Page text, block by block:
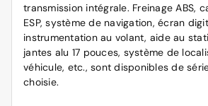
transmission intégrale. Freinage ABS,
ESP, système de navigation, écran
instrumentation au volant, aide au
jantes alu 17 pouces, système de
véhicule, etc., sont disponibles de
choisie.